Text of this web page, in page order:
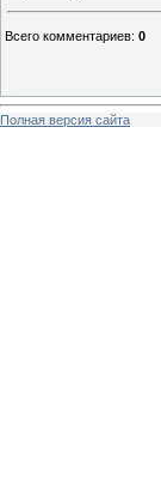
Всего комментариев: 0
Полная версия сайта